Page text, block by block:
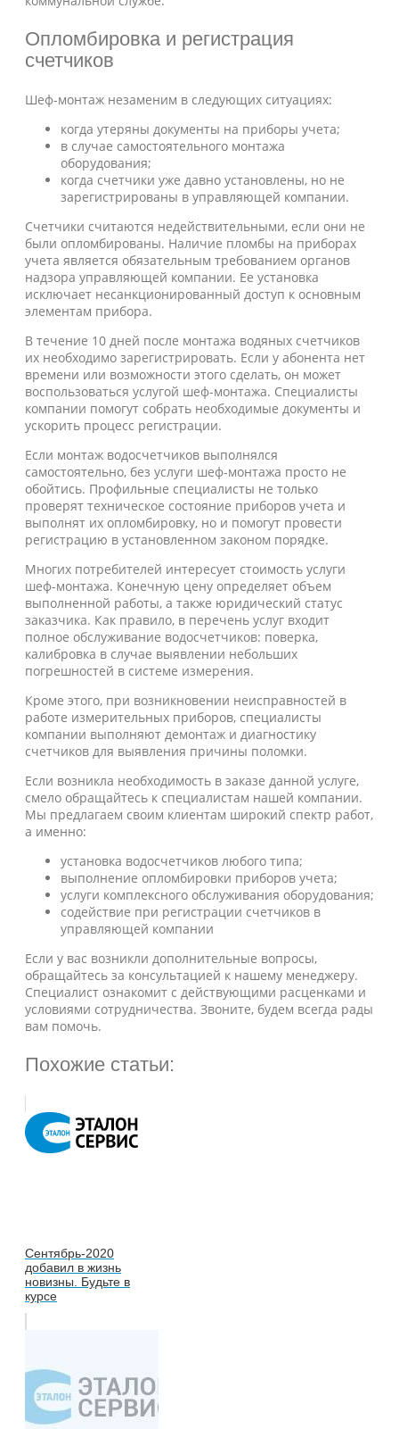
Опломбировка и регистрация
счетчиков
Шеф-монтаж незаменим в следующих ситуациях:
когда утеряны документы на приборы учета;
в случае самостоятельного монтажа
оборудования;
когда счетчики уже давно установлены, но не
зарегистрированы в управляющей компании.
Счетчики считаются недействительными, если они не
были опломбированы. Наличие пломбы на приборах
учета является обязательным требованием органов
надзора управляющей компании. Ее установка
исключает несанкционированный доступ к основным
элементам прибора.
В течение 10 дней после монтажа водяных счетчиков
их необходимо зарегистрировать. Если у абонента нет
времени или возможности этого сделать, он может
воспользоваться услугой шеф-монтажа. Специалисты
компании помогут собрать необходимые документы и
ускорить процесс регистрации.
Если монтаж водосчетчиков выполнялся
самостоятельно, без услуги шеф-монтажа просто не
обойтись. Профильные специалисты не только
проверят техническое состояние приборов учета и
выполнят их опломбировку, но и помогут провести
регистрацию в установленном законом порядке.
Многих потребителей интересует стоимость услуги
шеф-монтажа. Конечную цену определяет объем
выполненной работы, а также юридический статус
заказчика. Как правило, в перечень услуг входит
полное обслуживание водосчетчиков: поверка,
калибровка в случае выявлении небольших
погрешностей в системе измерения.
Кроме этого, при возникновении неисправностей в
работе измерительных приборов, специалисты
компании выполняют демонтаж и диагностику
счетчиков для выявления причины поломки.
Если возникла необходимость в заказе данной услуге,
смело обращайтесь к специалистам нашей компании.
Мы предлагаем своим клиентам широкий спектр работ,
а именно:
установка водосчетчиков любого типа;
выполнение опломбировки приборов учета;
услуги комплексного обслуживания оборудования;
содействие при регистрации счетчиков в
управляющей компании
Если у вас возникли дополнительные вопросы,
обращайтесь за консультацией к нашему менеджеру.
Специалист ознакомит с действующими расценками и
условиями сотрудничества. Звоните, будем всегда рады
вам помочь.
Похожие статьи:
Сентябрь-2020
добавил в жизнь
новизны. Будьте в
курсе